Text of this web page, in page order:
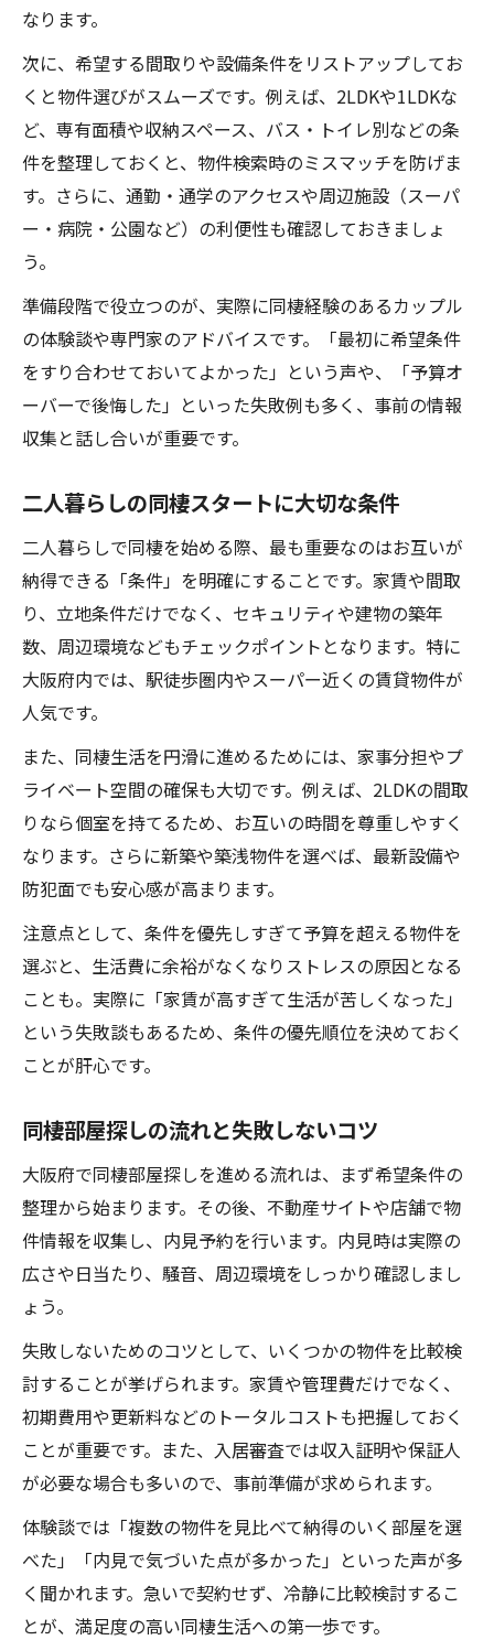
インテリアが映える同棲部屋の探し方
なります。
次に、希望する間取りや設備条件をリストアップしてお
くと物件選びがスムーズです。例えば、2LDKや1LDKな
ど、専有面積や収納スペース、バス・トイレ別などの条
件を整理しておくと、物件検索時のミスマッチを防げま
す。さらに、通勤・通学のアクセスや周辺施設（スーパ
ー・病院・公園など）の利便性も確認しておきましょ
う。
準備段階で役立つのが、実際に同棲経験のあるカップル
の体験談や専門家のアドバイスです。「最初に希望条件
をすり合わせておいてよかった」という声や、「予算オ
ーバーで後悔した」といった失敗例も多く、事前の情報
収集と話し合いが重要です。
二人暮らしの同棲スタートに大切な条件
二人暮らしで同棲を始める際、最も重要なのはお互いが
納得できる「条件」を明確にすることです。家賃や間取
り、立地条件だけでなく、セキュリティや建物の築年
数、周辺環境などもチェックポイントとなります。特に
大阪府内では、駅徒歩圏内やスーパー近くの賃貸物件が
人気です。
また、同棲生活を円滑に進めるためには、家事分担やプ
ライベート空間の確保も大切です。例えば、2LDKの間取
りなら個室を持てるため、お互いの時間を尊重しやすく
なります。さらに新築や築浅物件を選べば、最新設備や
防犯面でも安心感が高まります。
注意点として、条件を優先しすぎて予算を超える物件を
選ぶと、生活費に余裕がなくなりストレスの原因となる
ことも。実際に「家賃が高すぎて生活が苦しくなった」
という失敗談もあるため、条件の優先順位を決めておく
ことが肝心です。
同棲部屋探しの流れと失敗しないコツ
大阪府で同棲部屋探しを進める流れは、まず希望条件の
整理から始まります。その後、不動産サイトや店舗で物
件情報を収集し、内見予約を行います。内見時は実際の
広さや日当たり、騒音、周辺環境をしっかり確認しまし
ょう。
失敗しないためのコツとして、いくつかの物件を比較検
討することが挙げられます。家賃や管理費だけでなく、
初期費用や更新料などのトータルコストも把握しておく
ことが重要です。また、入居審査では収入証明や保証人
が必要な場合も多いので、事前準備が求められます。
体験談では「複数の物件を見比べて納得のいく部屋を選
べた」「内見で気づいた点が多かった」といった声が多
く聞かれます。急いで契約せず、冷静に比較検討するこ
とが、満足度の高い同棲生活への第一歩です。